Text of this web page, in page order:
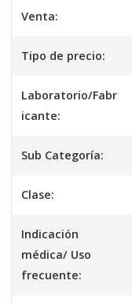
Venta:
Tipo de precio:
Laboratorio/Fabr
icante:
Sub Categoría:
Clase:
Indicación
médica/ Uso
frecuente: